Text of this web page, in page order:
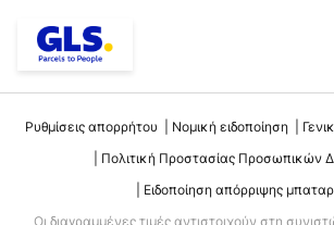
Ρυθμίσεις απορρήτου Νομική ειδοποίηση
Πολιτική Προστασίας Προσωπικών
Ειδοποίηση απόρριψης
Οι διαγραμμένες τιμές αντιστοιχούν στη